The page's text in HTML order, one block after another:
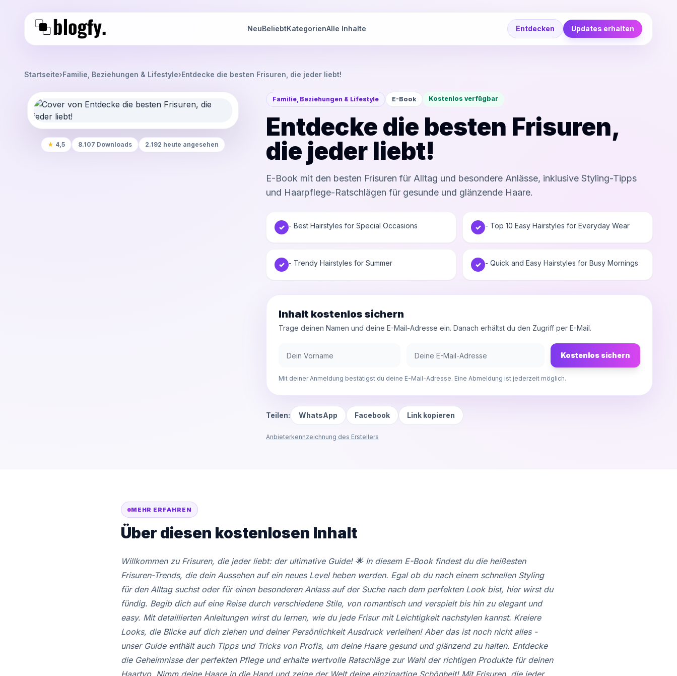
NeuBeliebtKategorienAlle Inhalte Entdecken Updates erhalten
Startseite›Familie, Beziehungen & Lifestyle›Entdecke die besten Frisuren, die jeder liebt!
★ 4,5 8.107 Downloads 2.192 heute angesehen
Familie, Beziehungen & Lifestyle E-Book Kostenlos verfügbar
Entdecke die besten Frisuren,
die jeder liebt!
E-Book mit den besten Frisuren für Alltag und besondere Anlässe, inklusive Styling-Tipps
und Haarpflege-Ratschlägen für gesunde und glänzende Haare.
✓ - Best Hairstyles for Special Occasions ✓ - Top 10 Easy Hairstyles for Everyday Wear
✓ - Trendy Hairstyles for Summer ✓ - Quick and Easy Hairstyles for Busy Mornings
Inhalt kostenlos sichern
Trage deinen Namen und deine E-Mail-Adresse ein. Danach erhältst du den Zugriff per E-Mail.
Kostenlos sichern
Mit deiner Anmeldung bestätigst du deine E-Mail-Adresse. Eine Abmeldung ist jederzeit möglich.
Teilen: WhatsApp Facebook Link kopieren
Anbieterkennzeichnung des Erstellers
MEHR ERFAHREN
Über diesen kostenlosen Inhalt
Willkommen zu Frisuren, die jeder liebt: der ultimative Guide! 🌟 In diesem E-Book findest du die heißesten
Frisuren-Trends, die dein Aussehen auf ein neues Level heben werden. Egal ob du nach einem schnellen Styling
für den Alltag suchst oder für einen besonderen Anlass auf der Suche nach dem perfekten Look bist, hier wirst du
fündig. Begib dich auf eine Reise durch verschiedene Stile, von romantisch und verspielt bis hin zu elegant und
easy. Mit detaillierten Anleitungen wirst du lernen, wie du jede Frisur mit Leichtigkeit nachstylen kannst. Kreiere
Looks, die Blicke auf dich ziehen und deiner Persönlichkeit Ausdruck verleihen! Aber das ist noch nicht alles -
unser Guide enthält auch Tipps und Tricks von Profis, um deine Haare gesund und glänzend zu halten. Entdecke
die Geheimnisse der perfekten Pflege und erhalte wertvolle Ratschläge zur Wahl der richtigen Produkte für deinen